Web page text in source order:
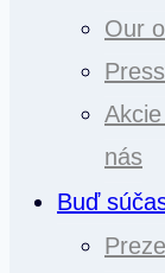
Our
nás
Buď